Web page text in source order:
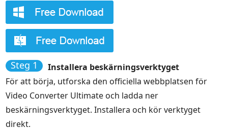
Steg 1
Installera beskärningsverktyget
För att börja, utforska den officiella webbplatsen för
Video Converter Ultimate och ladda ner
beskärningsverktyget. Installera och kör verktyget
direkt.